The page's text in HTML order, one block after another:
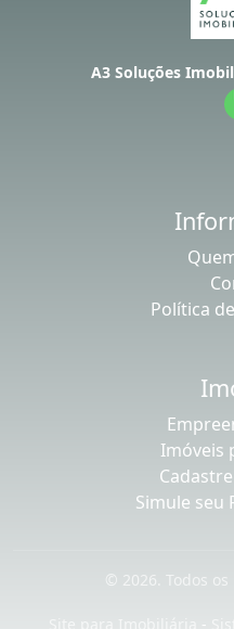
A3 Soluções
Política
Imóveis
Simule seu
© 2026. Todos
-